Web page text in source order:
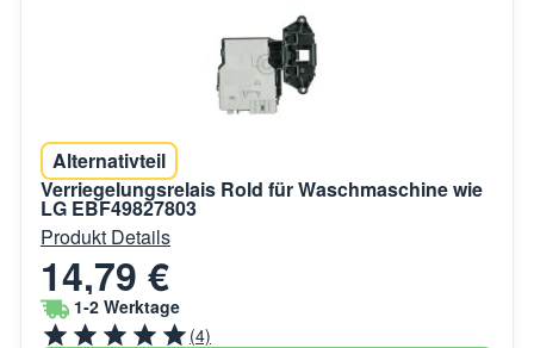
Alternativteil
Verriegelungsrelais Rold für Waschmaschine wie
LG EBF49827803
Produkt Details
14,79 €
1-2 Werktage
(4)